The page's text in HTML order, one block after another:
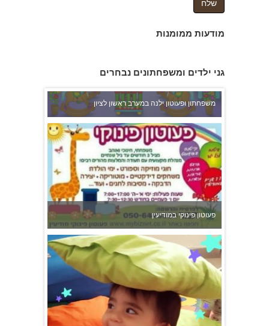
מודעות ממומנות
גני ילדים ומשפחתונים נבחרים
משפחתון ופעוטון ילנה במערב ראשון לציון
פעוטון פינוקי במודיעין